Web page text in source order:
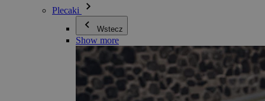
Plecaki
Wstecz
Show more